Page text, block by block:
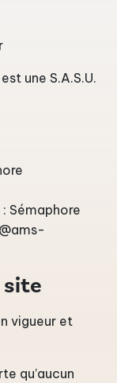
une S.A.S.U.
Sémaphore
site
vigueur et
qu’aucun